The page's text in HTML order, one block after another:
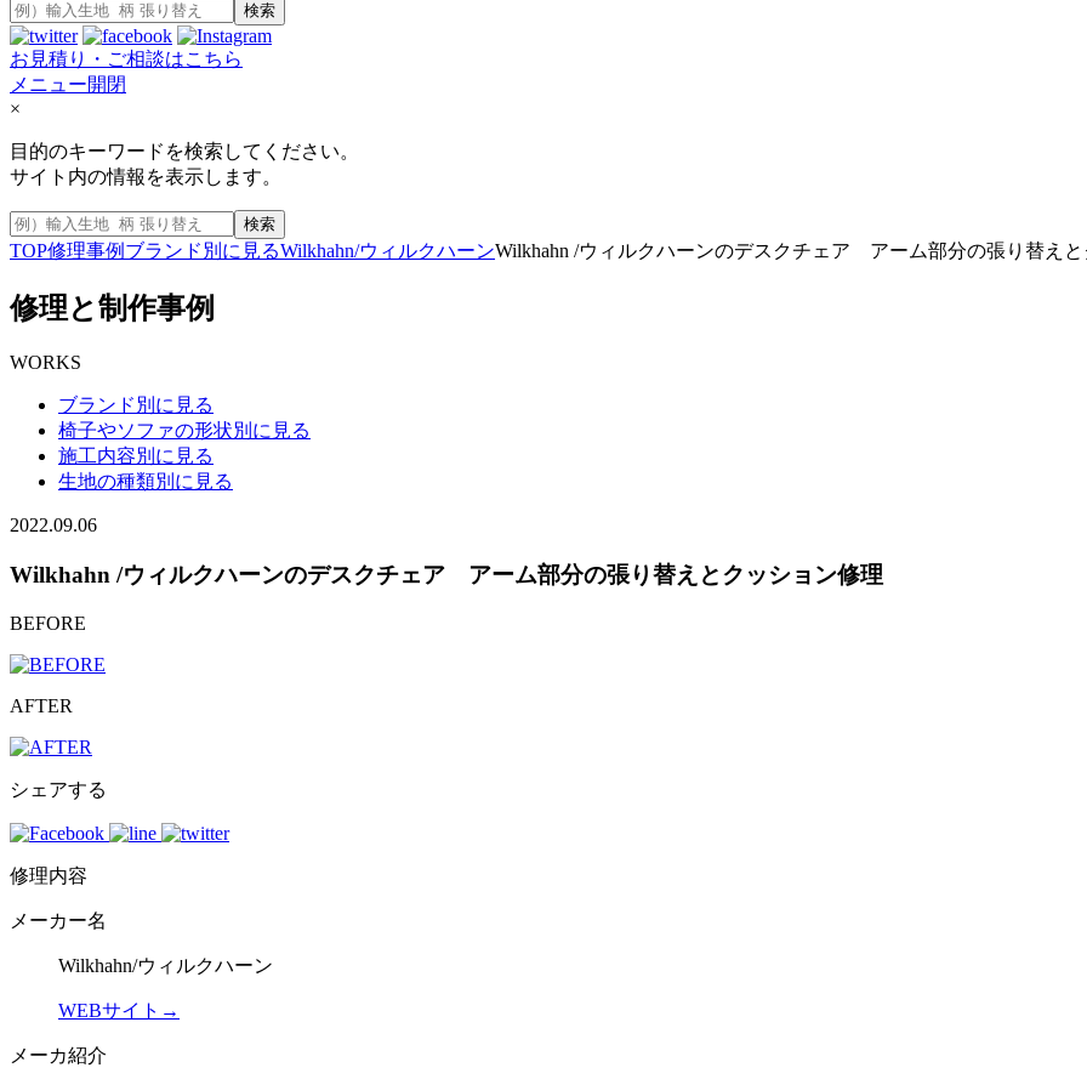
検索
お見積り・ご相談はこちら
メニュー開閉
×
目的のキーワードを検索してください。
サイト内の情報を表示します。
検索
TOP修理事例 ブランド別に見るWilkhahn/ウィルクハーンWilkhahn /ウィルクハーンのデスクチェア アーム部分の張り替え
修理と制作事例
WORKS
ブランド別に見る
椅子やソファの形状別に見る
施工内容別に見る
生地の種類別に見る
2022.09.06
Wilkhahn /ウィルクハーンのデスクチェア アーム部分の張り替えとクッション修理
BEFORE
AFTER
シェアする
修理内容
メーカー名
Wilkhahn/ウィルクハーン
WEBサイト→
メーカ紹介